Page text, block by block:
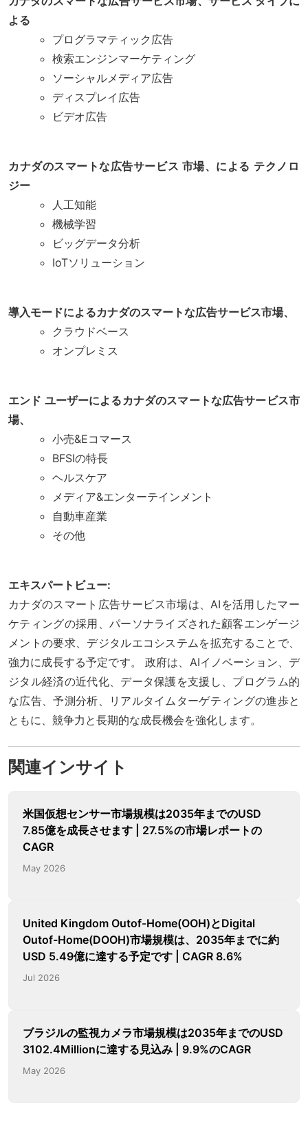
よる
プログラマティック広告
検索エンジンマーケティング
ソーシャルメディア広告
ディスプレイ広告
ビデオ広告
カナダのスマートな広告サービス 市場、による テクノロ
ジー
人工知能
機械学習
ビッグデータ分析
IoTソリューション
導入モードによるカナダのスマートな広告サービス市場、
クラウドベース
オンプレミス
エンド ユーザーによるカナダのスマートな広告サービス市
場、
小売&Eコマース
BFSIの特長
ヘルスケア
メディア&エンターテインメント
自動車産業
その他
エキスパートビュー:
カナダのスマート広告サービス市場は、AIを活用したマー
ケティングの採用、パーソナライズされた顧客エンゲージ
メントの要求、デジタルエコシステムを拡充することで、
強力に成長する予定です。 政府は、AIイノベーション、デ
ジタル経済の近代化、データ保護を支援し、プログラム的
な広告、予測分析、リアルタイムターゲティングの進歩と
ともに、競争力と長期的な成長機会を強化します。
関連インサイト
米国仮想センサー市場規模は2035年までのUSD
7.85億を成長させます | 27.5%の市場レポートの
CAGR
May 2026
United Kingdom Outof-Home(OOH)とDigital
Outof-Home(DOOH)市場規模は、2035年までに約
USD 5.49億に達する予定です | CAGR 8.6%
Jul 2026
ブラジルの監視カメラ市場規模は2035年までのUSD
3102.4Millionに達する見込み | 9.9%のCAGR
May 2026